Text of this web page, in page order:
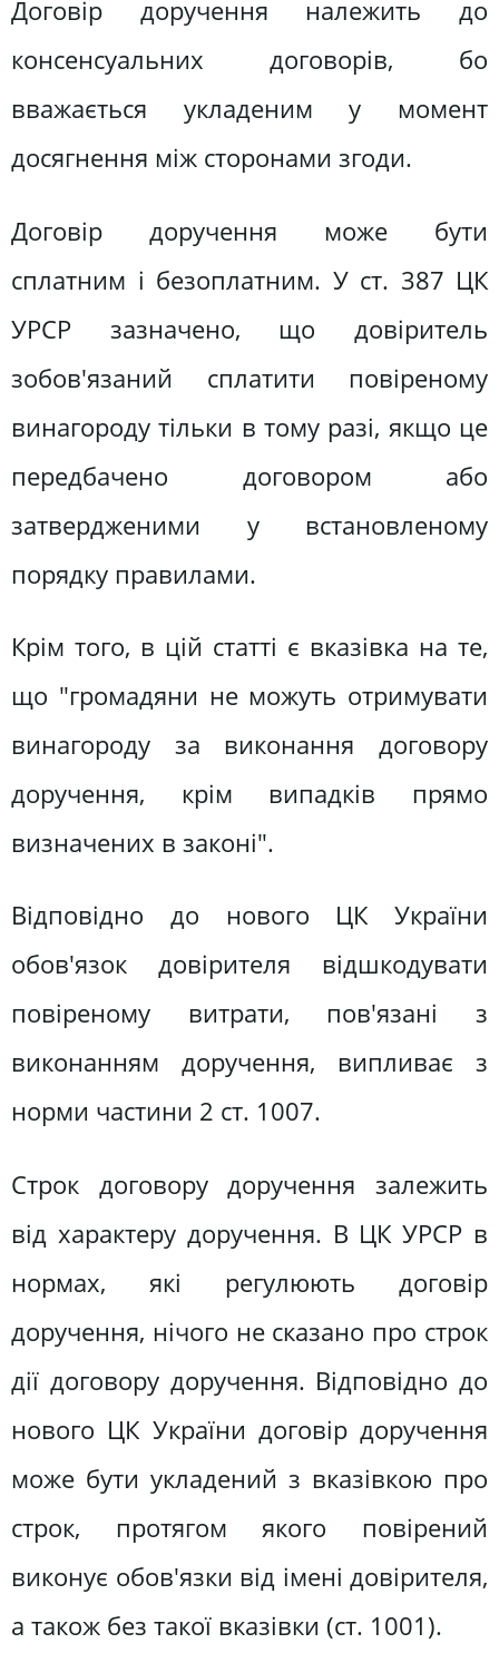
Договір доручення належить до
консенсуальних договорів, бо
вважається укладеним у момент
досягнення між сторонами згоди.
Договір доручення може бути
сплатним і безоплатним. У ст. 387 ЦК
УРСР зазначено, що довіритель
зобов'язаний сплатити повіреному
винагороду тільки в тому разі, якщо це
передбачено договором або
затвердженими у встановленому
порядку правилами.
Крім того, в цій статті є вказівка на те,
що "громадяни не можуть отримувати
винагороду за виконання договору
доручення, крім випадків прямо
визначених в законі".
Відповідно до нового ЦК України
обов'язок довірителя відшкодувати
повіреному витрати, пов'язані з
виконанням доручення, випливає з
норми частини 2 ст. 1007.
Строк договору доручення залежить
від характеру доручення. В ЦК УРСР в
нормах, які регулюють договір
доручення, нічого не сказано про строк
дії договору доручення. Відповідно до
нового ЦК України договір доручення
може бути укладений з вказівкою про
строк, протягом якого повірений
виконує обов'язки від імені довірителя,
а також без такої вказівки (ст. 1001).